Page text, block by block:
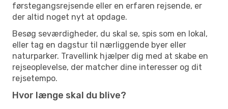
førstegangsrejsende eller en erfaren rejsende, er
der altid noget nyt at opdage.
Besøg seværdigheder, du skal se, spis som en lokal,
eller tag en dagstur til nærliggende byer eller
naturparker. Travellink hjælper dig med at skabe en
rejseoplevelse, der matcher dine interesser og dit
rejsetempo.
Hvor længe skal du blive?